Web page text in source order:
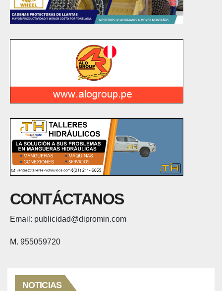
CONTÁCTANOS
Email: publicidad@dipromin.com
M. 955059720
NOTICIAS